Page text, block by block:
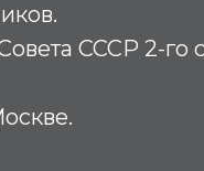
СССР 2-го